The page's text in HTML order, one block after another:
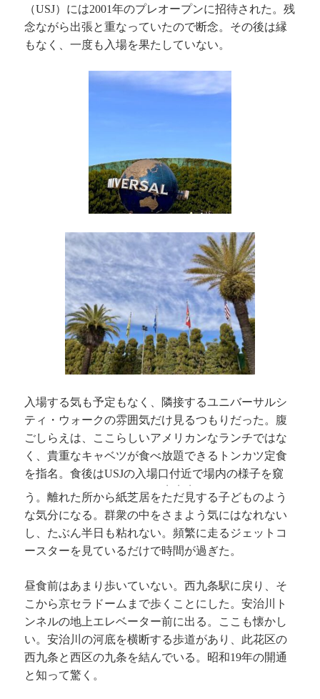
（USJ）には2001年のプレオープンに招待された。残
念ながら出張と重なっていたので断念。その後は縁
もなく、一度も入場を果たしていない。
入場する気も予定もなく、隣接するユニバーサルシ
ティ・ウォークの雰囲気だけ見るつもりだった。腹
ごしらえは、ここらしいアメリカンなランチではな
く、貴重なキャベツが食べ放題できるトンカツ定食
を指名。食後はUSJの入場口付近で場内の様子を窺
う。離れた所から紙芝居をただ見
・・・
する子どものよう
な気分になる。群衆の中をさまよう気にはなれない
し、たぶん半日も粘れない。頻繁に走るジェットコ
ースターを見ているだけで時間が過ぎた。
昼食前はあまり歩いていない。西九条駅に戻り、そ
こから京セラドームまで歩くことにした。安治川ト
ンネルの地上エレベーター前に出る。ここも懐かし
い。安治川の河底を横断する歩道があり、此花区の
西九条と西区の九条を結んでいる。昭和19年の開通
と知って驚く。